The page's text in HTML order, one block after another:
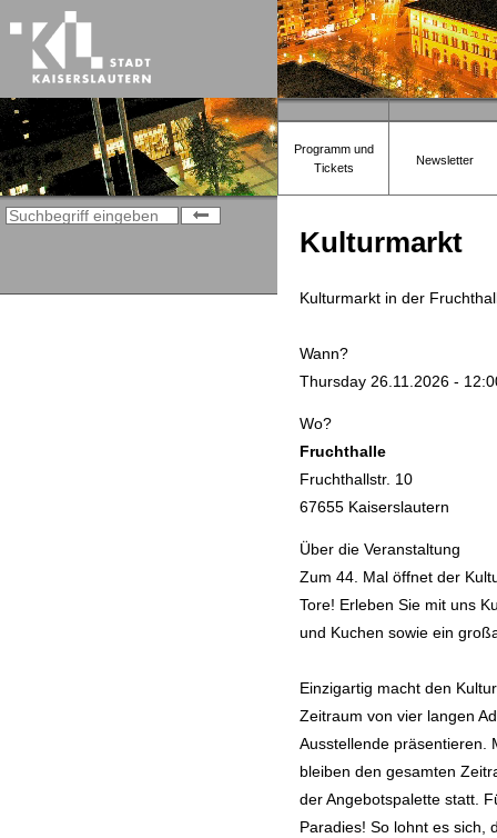
Programm und
Tickets
Newsletter
Kulturmarkt
Kulturmarkt in der
Wann?
Thursday 26.11.2026 -
Wo?
Fruchthalle
Fruchthallstr. 10
67655 Kaiserslautern
Über die Veranstaltung
Zum 44. Mal öffnet der
Tore! Erleben Sie mit uns
und Kuchen sowie ein
Einzigartig macht den
Zeitraum von vier langen
Ausstellende präsentieren.
bleiben den gesamten
der Angebotspalette statt.
Paradies! So lohnt es sich,